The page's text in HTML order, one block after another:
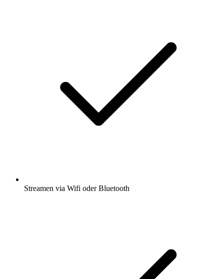
Streamen via Wifi oder Bluetooth